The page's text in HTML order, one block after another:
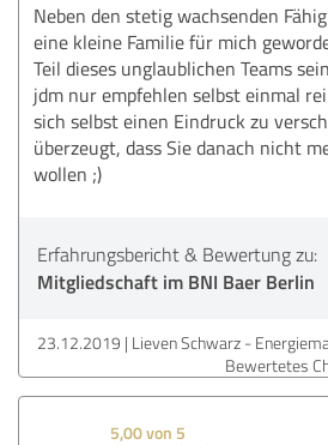
Neben den stetig wachsenden
eine kleine Familie für mich
Teil dieses unglaublichen Teams
jdm nur empfehlen selbst einmal
sich selbst einen Eindruck zu
überzeugt, dass Sie danach nicht
wollen ;)
Erfahrungsbericht & Bewertung zu:
Mitgliedschaft im BNI Baer Berlin
23.12.2019 Lieven Schwarz -
Bewertetes
5,00 von 5